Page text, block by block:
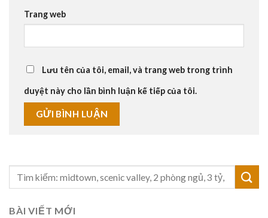
Trang web
Lưu tên của tôi, email, và trang web trong trình
duyệt này cho lần bình luận kế tiếp của tôi.
BÀI VIẾT MỚI